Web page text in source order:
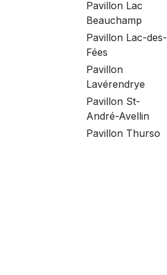
Pavillon Lac
Beauchamp
Pavillon Lac-des-
Fées
Pavillon
Lavérendrye
Pavillon St-
André-Avellin
Pavillon Thurso